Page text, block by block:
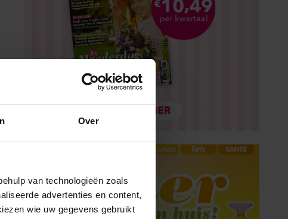
Over
van technologieën zoals
advertenties en content,
wie uw gegevens gebruikt